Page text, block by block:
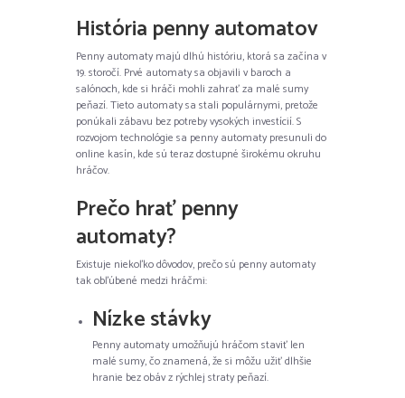
História penny automatov
Penny automaty majú dlhú históriu, ktorá sa začína v
19. storočí. Prvé automaty sa objavili v baroch a
salónoch, kde si hráči mohli zahrať za malé sumy
peňazí. Tieto automaty sa stali populárnymi, pretože
ponúkali zábavu bez potreby vysokých investícií. S
rozvojom technológie sa penny automaty presunuli do
online kasín, kde sú teraz dostupné širokému okruhu
hráčov.
Prečo hrať penny
automaty?
Existuje niekoľko dôvodov, prečo sú penny automaty
tak obľúbené medzi hráčmi:
Nízke stávky
Penny automaty umožňujú hráčom staviť len
malé sumy, čo znamená, že si môžu užiť dlhšie
hranie bez obáv z rýchlej straty peňazí.